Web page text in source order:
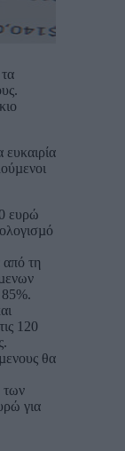
ευκαιρία
ευρώ
τη
120
θα
των
για